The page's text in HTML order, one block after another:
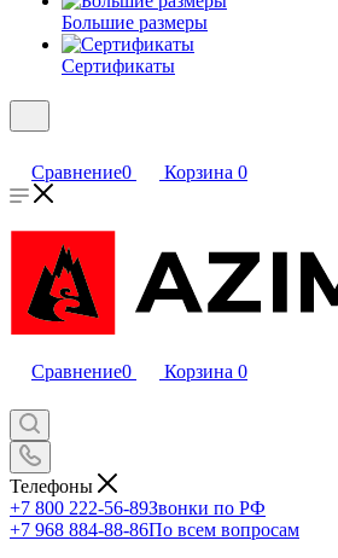
Большие размеры
Сертификаты
Сравнение0 Корзина 0
Сравнение0 Корзина 0
Телефоны
+7 800 222-56-89Звонки по РФ
+7 968 884-88-86По всем вопросам